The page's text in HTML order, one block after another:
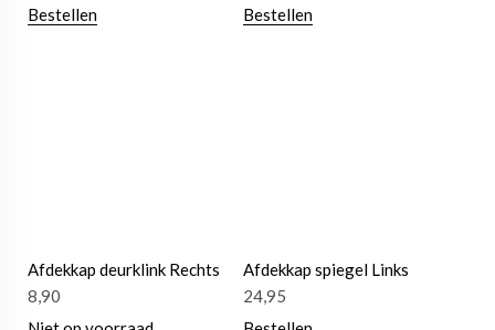
Bestellen
Bestellen
Afdekkap deurklink Rechts
8,90
Afdekkap spiegel Links
24,95